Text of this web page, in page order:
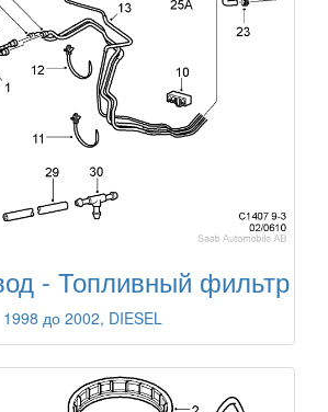
- Топливный фильтр
1998 до 2002, DIESEL